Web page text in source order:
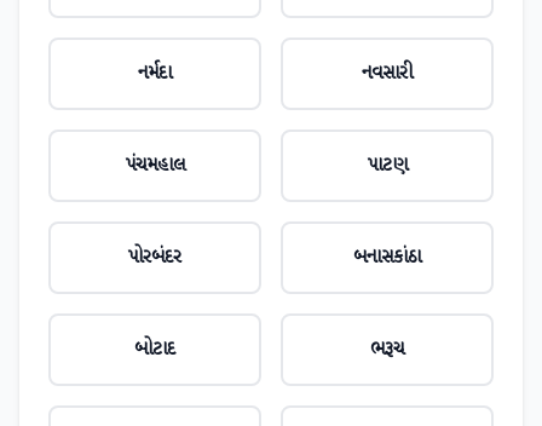
નર્મદા નવસારી
પંચમહાલ પાટણ
પોરબંદર બનાસકાંઠા
બોટાદ ભરૂચ